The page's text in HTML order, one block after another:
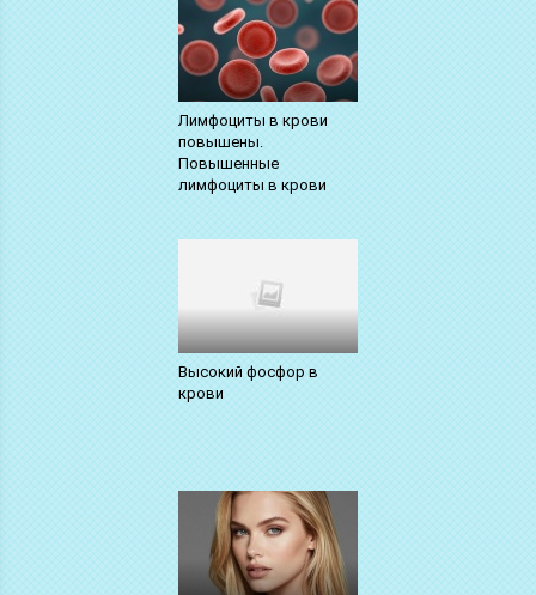
Лимфоциты в крови
повышены.
Повышенные
лимфоциты в крови
Высокий фосфор в
крови